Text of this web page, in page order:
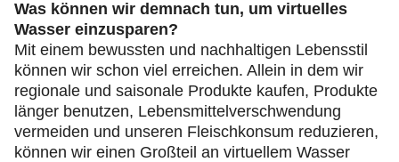
Was können wir demnach tun, um virtuelles
Wasser einzusparen?
Mit einem bewussten und nachhaltigen Lebensstil
können wir schon viel erreichen. Allein in dem wir
regionale und saisonale Produkte kaufen, Produkte
länger benutzen, Lebensmittelverschwendung
vermeiden und unseren Fleischkonsum reduzieren,
können wir einen Großteil an virtuellem Wasser